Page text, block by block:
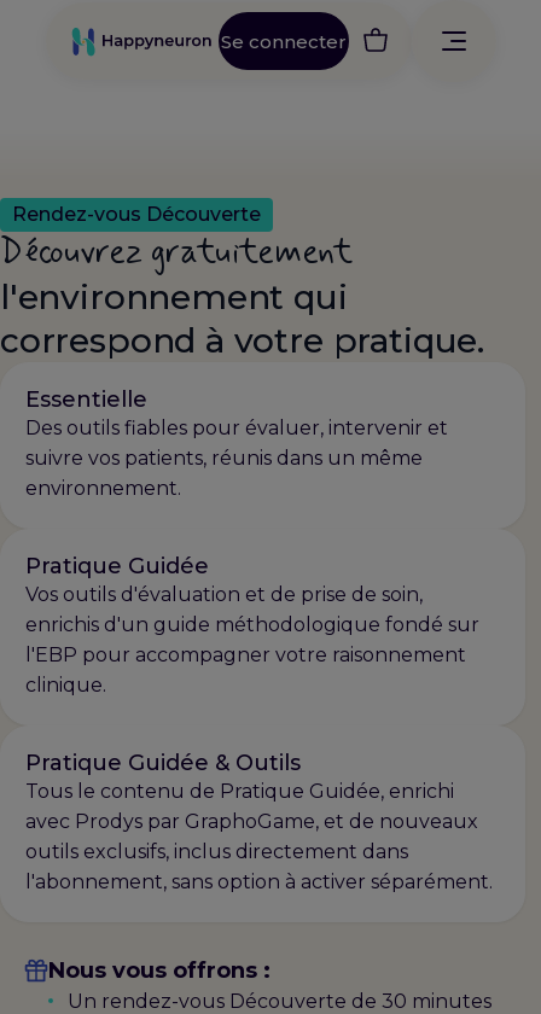
Se connecter
Rendez-vous Découverte
Découvrez gratuitement
l'environnement qui
correspond à votre pratique.
Essentielle
Des outils fiables pour évaluer, intervenir et
suivre vos patients, réunis dans un même
environnement.
Pratique Guidée
Vos outils d'évaluation et de prise de soin,
enrichis d'un guide méthodologique fondé sur
l'EBP pour accompagner votre raisonnement
clinique.
Pratique Guidée & Outils
Tous le contenu de Pratique Guidée, enrichi
avec Prodys par GraphoGame, et de nouveaux
outils exclusifs, inclus directement dans
l'abonnement, sans option à activer séparément.
Nous vous offrons :
Un rendez-vous Découverte de 30 minutes